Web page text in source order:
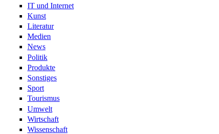
IT und Internet
Kunst
Literatur
Medien
News
Politik
Produkte
Sonstiges
Sport
Tourismus
Umwelt
Wirtschaft
Wissenschaft